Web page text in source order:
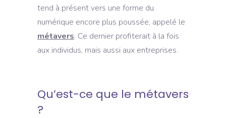
tend à présent vers une forme du
numérique encore plus poussée, appelé le
métavers. Ce dernier profiterait à la fois
aux individus, mais aussi aux entreprises.
Qu’est-ce que le métavers
?